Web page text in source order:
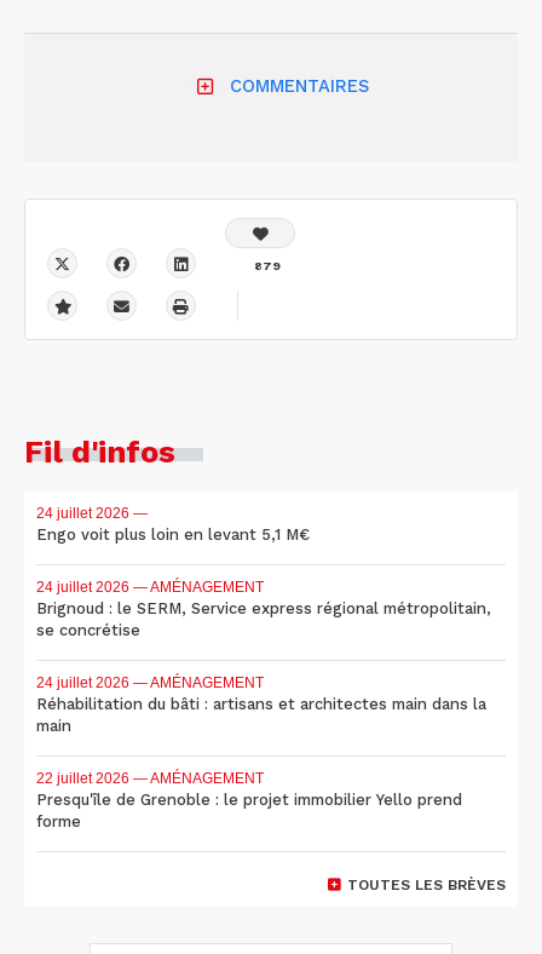
COMMENTAIRES
879
Fil d'infos
24 juillet 2026 —
Engo voit plus loin en levant 5,1 M€
24 juillet 2026 — AMÉNAGEMENT
Brignoud : le SERM, Service express régional métropolitain,
se concrétise
24 juillet 2026 — AMÉNAGEMENT
Réhabilitation du bâti : artisans et architectes main dans la
main
22 juillet 2026 — AMÉNAGEMENT
Presqu'île de Grenoble : le projet immobilier Yello prend
forme
TOUTES LES BRÈVES